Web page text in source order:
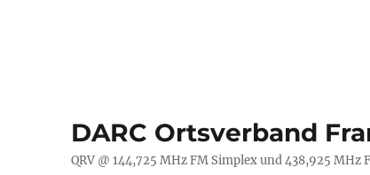
DARC Ortsverband
QRV @ 144,725 MHz FM Simplex und 438,925